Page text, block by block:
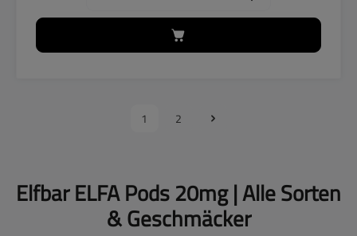
1 2
Elfbar ELFA Pods 20mg | Alle Sorten
& Geschmäcker